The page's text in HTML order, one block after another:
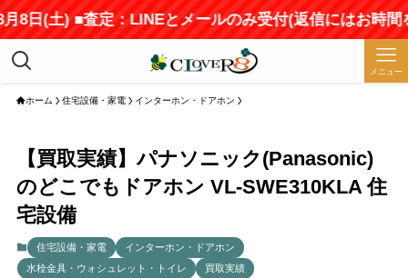
土) ■査定：LINEとメールのみ受付(返信にはお時間をい
メニュー
ホーム 住宅設備・家電 インターホン・ドアホン
【買取実績】パナソニック(Panasonic)
のどこでもドアホン VL-SWE310KLA 住
宅設備
住宅設備・家電
インターホン・ドアホン
水栓金具・ウォシュレット・トイレ
買取実績